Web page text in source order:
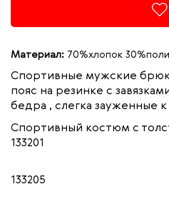
Материал: 70%хлопок
Спортивные мужские
пояс на резинке с
бедра , слегка зауженные к
Спортивный костюм с
133201
133205